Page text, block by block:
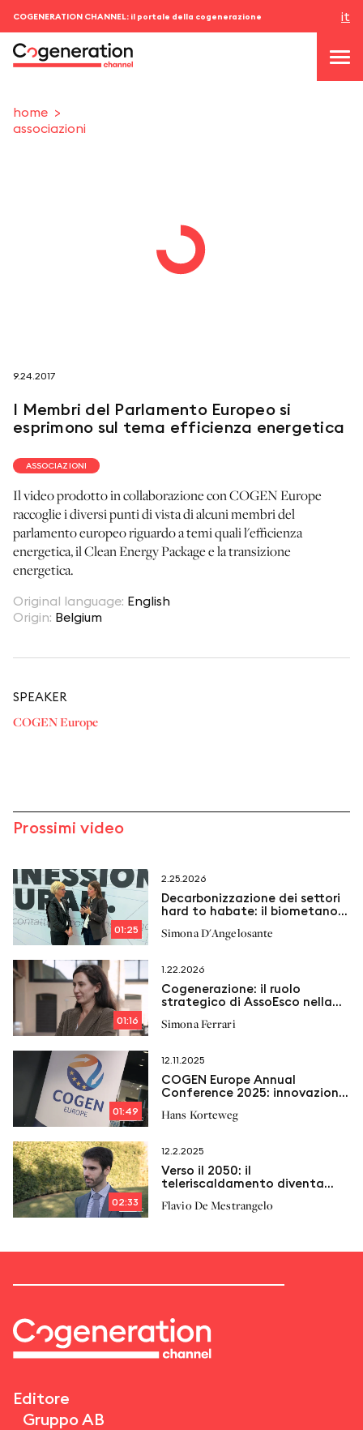
COGENERATION CHANNEL: il portale della cogenerazione it
seguici su
netzerotube
home
associazioni
9.24.2017
I Membri del Parlamento Europeo si
esprimono sul tema efficienza energetica
ASSOCIAZIONI
Il video prodotto in collaborazione con COGEN Europe
raccoglie i diversi punti di vista di alcuni membri del
parlamento europeo riguardo a temi quali l'efficienza
energetica, il Clean Energy Package e la transizione
energetica.‎
Original language: English
Origin: Belgium
SPEAKER
COGEN Europe
Prossimi video
01:25
2.25.2026
Decarbonizzazione dei settori
hard to habate: il biometano
Simona D'Angelosante
01:16
1.22.2026
Cogenerazione: il ruolo
strategico di AssoEsco nella
Simona Ferrari
01:49
12.11.2025
COGEN Europe Annual
Conference 2025: innovazione,
futuro della cogenerazione
Hans Korteweg
02:33
12.2.2025
Verso il 2050: il
teleriscaldamento diventa
Flavio De Mestrangelo
Editore
Gruppo AB